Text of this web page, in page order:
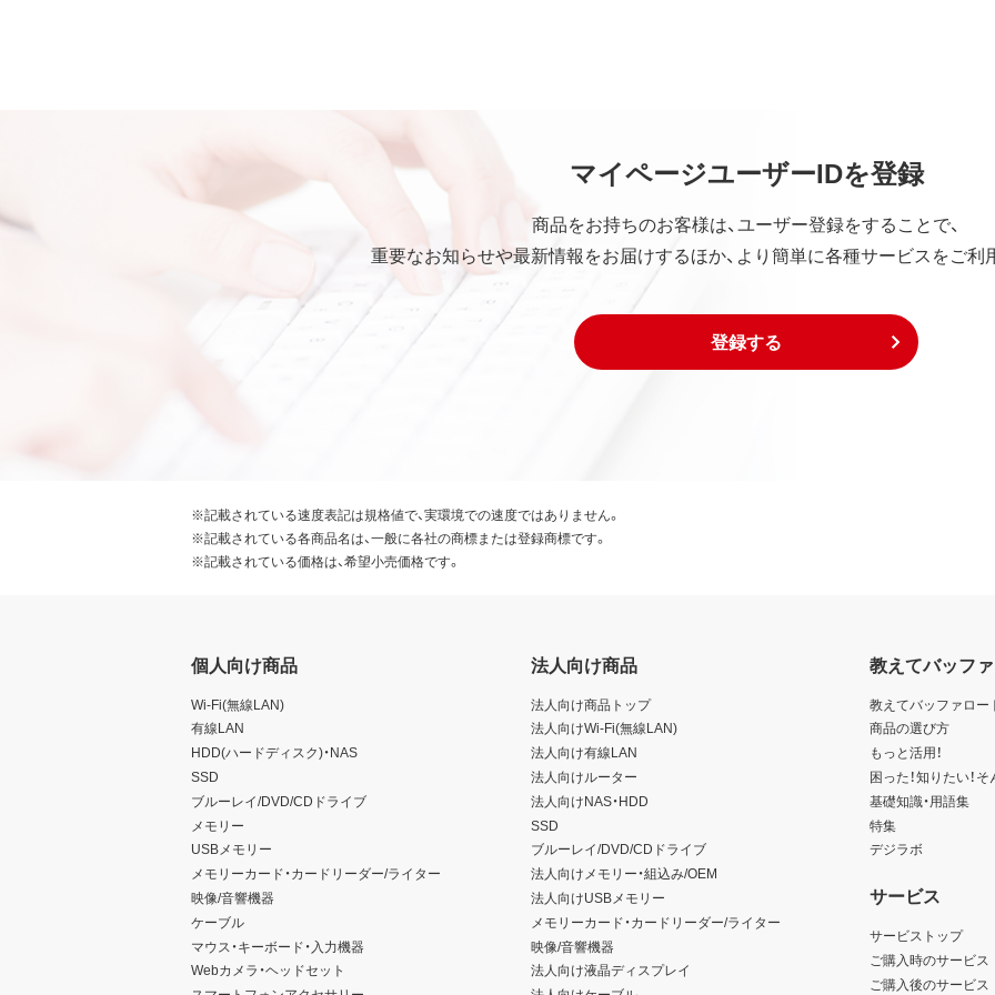
第5条 損害賠償
弊社は、データの消失、業務の中断、逸失利益、精神的損害等を含め、本ソフトウェアの使用ま
的、特別、偶発的、結果的、その他いかなる損害にも、一切の責任を負いません。
いかなる場合においても、弊社の責任の上限は、お客様が購入商品の対価として支払った金額
本契約の締結により、お客様は下記事項に同意するものとします。
本ソフトウェアが外国為替及び外国貿易法および米国輸出管理関連法規等に基づく輸出規制
識の上、本ソフトウェアを輸出または再輸出する場合は、上記の輸出管理関連法規を遵守し、
第7条 その他
せん。
本ソフトウェアに表示されている著作権者も本契約について弊社と同じ権利を有するものとし
本契約に関わる紛争が発生した場合は、弊社の本店所在地を管轄する裁判所を専属的裁判所と
マイページユーザーIDを登録
商品をお持ちのお客様は、ユーザー登録をすることで、
重要なお知らせや最新情報をお届けするほか、より簡単に各種サービスをご利
登録する
※記載されている速度表記は規格値で、実環境での速度ではありません。
※記載されている各商品名は、一般に各社の商標または登録商標です。
※記載されている価格は、希望小売価格です。
個人向け商品
Wi-Fi(無線LAN)
有線LAN
HDD(ハードディスク)・NAS
SSD
ブルーレイ/DVD/CDドライブ
メモリー
USBメモリー
メモリーカード・カードリーダー/ライター
映像/音響機器
ケーブル
マウス・キーボード・入力機器
Webカメラ・ヘッドセット
法人向け商品
法人向け商品トップ
法人向けWi-Fi(無線LAN)
法人向け有線LAN
法人向けルーター
法人向けNAS・HDD
SSD
ブルーレイ/DVD/CDドライブ
法人向けメモリー・組込み/OEM
法人向けUSBメモリー
メモリーカード・カードリーダー/ライター
映像/音響機器
法人向け液晶ディスプレイ
教えてバッフ
教えてバッファロー
商品の選び方
もっと活用！
困った！知りたい！
基礎知識・用語集
特集
デジラボ
サービス
サービストップ
ご購入時のサービス
ご購入後のサービス